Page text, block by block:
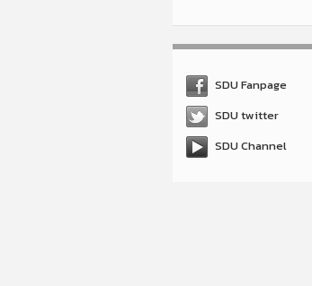
SDU Fanpage
SDU twitter
SDU Channel